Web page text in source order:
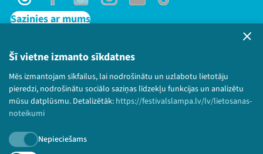
Šī vietne izmanto sīkdatnes
Mēs izmantojam sīkfailus, lai nodrošinātu un uzlabotu lietotāju
pieredzi, nodrošinātu sociālo saziņas līdzekļu funkcijas un analizētu
mūsu datplūsmu. Detalizētāk: https://festivalslampa.lv/lv/lietosanas-
noteikumi
Nepieciešams
ThreadsFacebookYoutubeInstagram
Flick TikTok
Sazinies ar mums
Lietošanas noteikumi un sīkdatņu politika
Bērnu aizsardzības politika
© 2026 Sarunu festivāls LAMPA Visas tiesības
paturētas.